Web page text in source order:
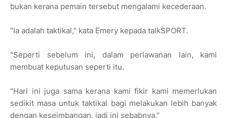
bukan kerana pemain tersebut mengalami kecederaan.
"Ia adalah taktikal," kata Emery kepada talkSPORT.
"Seperti sebelum ini, dalam perlawanan lain, kami
membuat keputusan seperti itu.
"Hari ini juga sama kerana kami fikir kami memerlukan
sedikit masa untuk taktikal bagi melakukan lebih banyak
dengan keseimbangan, jadi ini sebabnya."